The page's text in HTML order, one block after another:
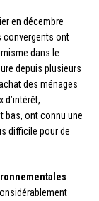
en décembre
convergents ont
dans le
depuis plusieurs
des ménages
d’intérêt,
bas, ont connu une
difficile pour de